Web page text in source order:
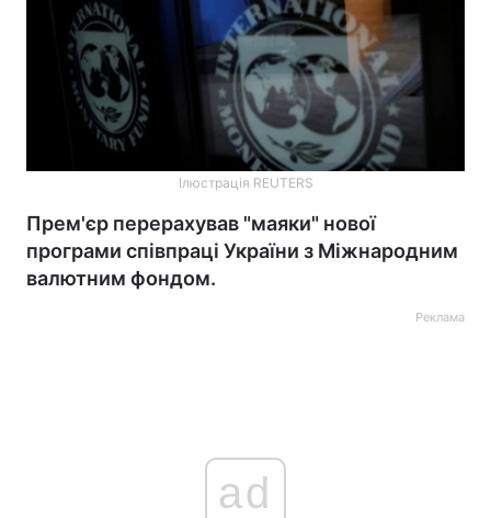
Ілюстрація REUTERS
Прем'єр перерахував "маяки" нової
програми співпраці України з Міжнародним
валютним фондом.
Реклама
ad